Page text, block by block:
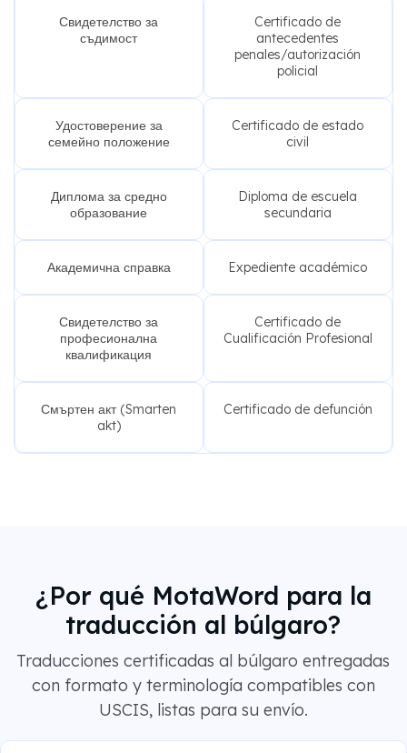
Свидетелство за
съдимост
Certificado de
antecedentes
penales/autorización
policial
Удостоверение за
семейно положение
Certificado de estado
civil
Диплома за средно
образование
Diploma de escuela
secundaria
Академична справка Expediente académico
Свидетелство за
професионална
квалификация
Certificado de
Cualificación Profesional
Смъртен акт (Smarten
akt)
Certificado de defunción
¿Por qué MotaWord para la
traducción al búlgaro?
Traducciones certificadas al búlgaro entregadas
con formato y terminología compatibles con
USCIS, listas para su envío.